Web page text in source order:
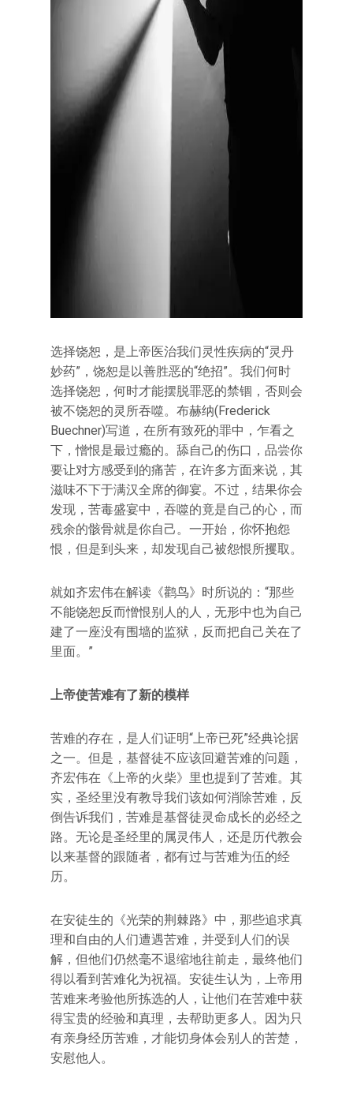
选择饶恕，是上帝医治我们灵性疾病的“灵丹
妙药”，饶恕是以善胜恶的“绝招”。我们何时
选择饶恕，何时才能摆脱罪恶的禁锢，否则会
被不饶恕的灵所吞噬。布赫纳(Frederick
Buechner)写道，在所有致死的罪中，乍看之
下，憎恨是最过瘾的。舔自己的伤口，品尝你
要让对方感受到的痛苦，在许多方面来说，其
滋味不下于满汉全席的御宴。不过，结果你会
发现，苦毒盛宴中，吞噬的竟是自己的心，而
残余的骸骨就是你自己。一开始，你怀抱怨
恨，但是到头来，却发现自己被怨恨所攫取。
就如齐宏伟在解读《鹳鸟》时所说的：“那些
不能饶恕反而憎恨别人的人，无形中也为自己
建了一座没有围墙的监狱，反而把自己关在了
里面。”
上帝使苦难有了新的模样
苦难的存在，是人们证明“上帝已死”经典论据
之一。但是，基督徒不应该回避苦难的问题，
齐宏伟在《上帝的火柴》里也提到了苦难。其
实，圣经里没有教导我们该如何消除苦难，反
倒告诉我们，苦难是基督徒灵命成长的必经之
路。无论是圣经里的属灵伟人，还是历代教会
以来基督的跟随者，都有过与苦难为伍的经
历。
在安徒生的《光荣的荆棘路》中，那些追求真
理和自由的人们遭遇苦难，并受到人们的误
解，但他们仍然毫不退缩地往前走，最终他们
得以看到苦难化为祝福。安徒生认为，上帝用
苦难来考验他所拣选的人，让他们在苦难中获
得宝贵的经验和真理，去帮助更多人。因为只
有亲身经历苦难，才能切身体会别人的苦楚，
安慰他人。